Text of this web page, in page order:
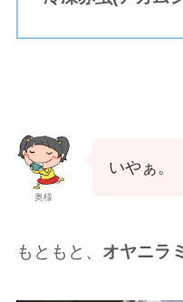
奥様
いやぁ。
もともと、 オヤニラ